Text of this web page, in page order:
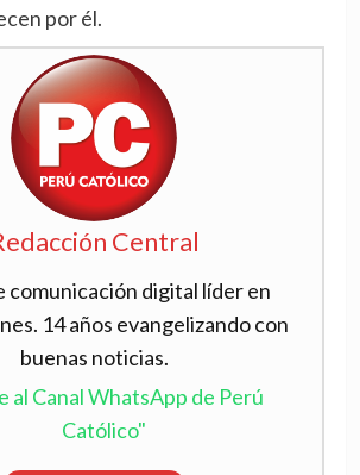
por él.
Central
comunicación digital líder en
14 años evangelizando con
buenas noticias.
al Canal WhatsApp de Perú
Católico"